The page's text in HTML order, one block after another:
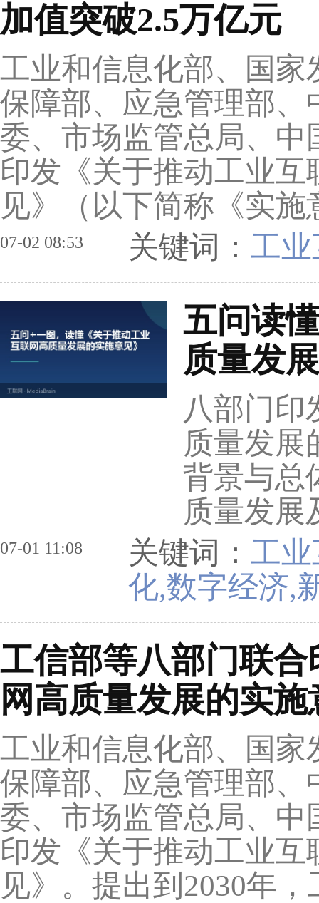
加值突破2.5万亿元
工业和信息化部、国
保障部、应急管理部
委、市场监管总局、
印发《关于推动工业
见》（以下简称《实施
07-02 08:53 关键词： 工
五问读
质量发
八部门印
质量发展
背景与总
质量发展
07-01 11:08 关键词： 工
化,数字经济,
工信部等八部门联
网高质量发展的实施
工业和信息化部、国
保障部、应急管理部
委、市场监管总局、
印发《关于推动工业
见》。提出到2030年，